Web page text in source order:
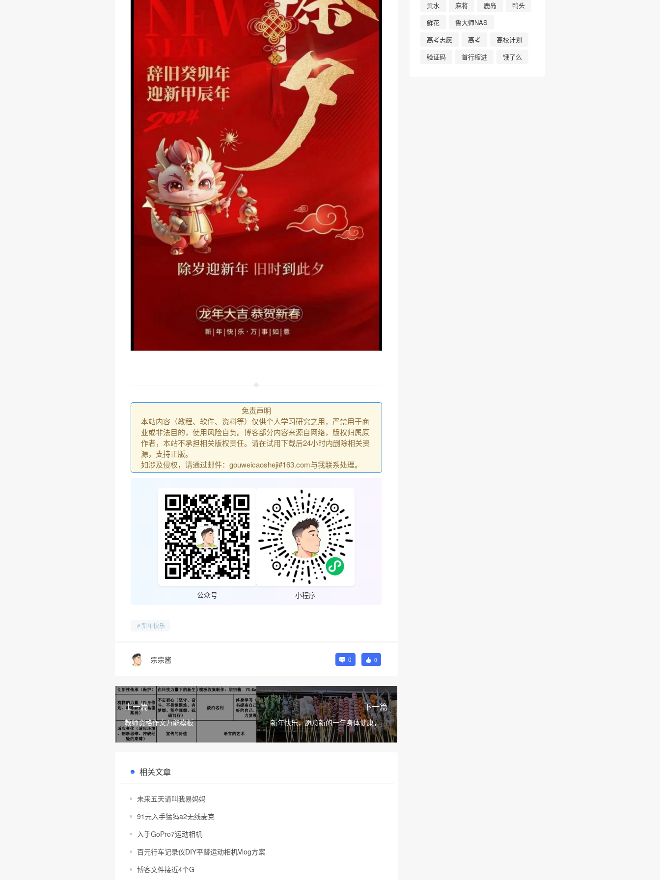
❄
免责声明
本站内容（教程、软件、资料等）仅供个人学习研究之用，严禁用于商
业或非法目的，使用风险自负。博客部分内容来源自网络，版权归属原
作者，本站不承担相关版权责任。请在试用下载后24小时内删除相关资
源，支持正版。
如涉及侵权，请通过邮件：gouweicaosheji#163.com与我联系处理。
公众号 小程序
新年快乐
宗宗酱 0 0
上一篇
教师资格作文万能模板
下一篇
新年快乐，愿意新的一年身体健康，工
作顺利，爱情美满！
相关文章
未来五天请叫我易妈妈
91元入手猛犸a2无线麦克
入手GoPro7运动相机
百元行车记录仪DIY平替运动相机Vlog方案
博客文件接近4个G
黄水 麻将 鹿岛
鸭头
鲜花
鲁大师NAS
高考志愿
高考
高校计划
验证码
首行缩进 饿了么